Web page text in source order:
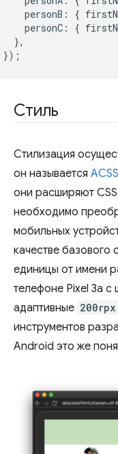
personB : {
personC : {
},
});
Стиль
Стилизация
он называется ACSS
они расширяют
необходимо
мобильных
качестве базового
единицы от имени
телефоне Pixel 3a с
адаптивные 200rpx
инструментов
Android это же